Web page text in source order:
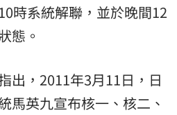
時系統解聯，並於晚間12
態。
出，2011年3月11日，日
馬英九宣布核一、核二、